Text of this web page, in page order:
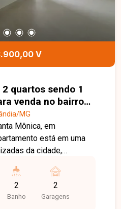
moderno, bem
completa no
uma visita e venha
deste imóvel.
V
quartos sendo 1
venda no bairro
MG
MG
Mônica, em
está em uma
da cidade,
com
universidades,
restaurantes e
2
Banho
2
Garagens